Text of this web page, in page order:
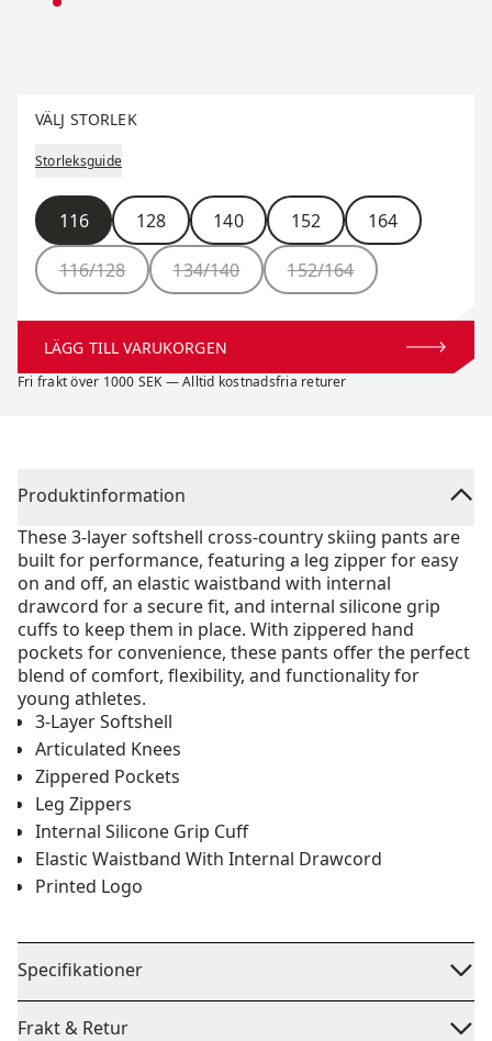
Välj storlek
VÄLJ STORLEK
Storleksguide
Storlek
116 128 140 152 164
116/128 134/140 152/164
LÄGG TILL VARUKORGEN
Fri frakt över 1000 SEK — Alltid kostnadsfria returer
Produktinformation
These 3-layer softshell cross-country skiing pants are
built for performance, featuring a leg zipper for easy
on and off, an elastic waistband with internal
drawcord for a secure fit, and internal silicone grip
cuffs to keep them in place. With zippered hand
pockets for convenience, these pants offer the perfect
blend of comfort, flexibility, and functionality for
young athletes.
3-Layer Softshell
Articulated Knees
Zippered Pockets
Leg Zippers
Internal Silicone Grip Cuff
Elastic Waistband With Internal Drawcord
Printed Logo
Specifikationer
Frakt & Retur